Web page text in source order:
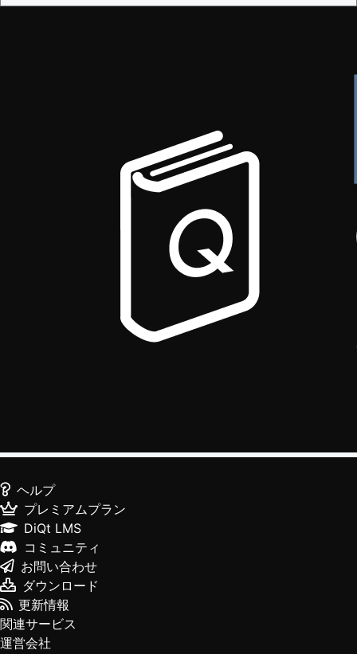
ヘルプ
プレミアムプラン
DiQt LMS
コミュニティ
お問い合わせ
ダウンロード
更新情報
関連サービス
運営会社